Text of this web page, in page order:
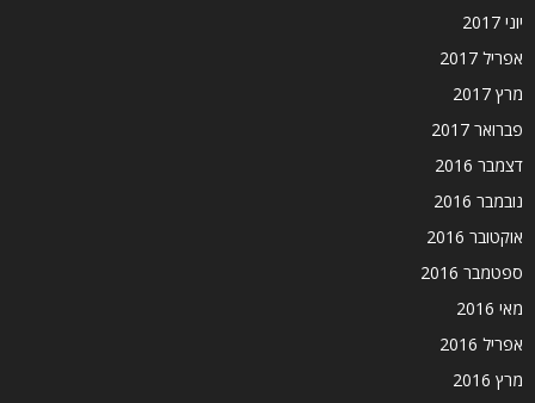
יוני 2017
אפריל 2017
מרץ 2017
פברואר 2017
דצמבר 2016
נובמבר 2016
אוקטובר 2016
ספטמבר 2016
מאי 2016
אפריל 2016
מרץ 2016